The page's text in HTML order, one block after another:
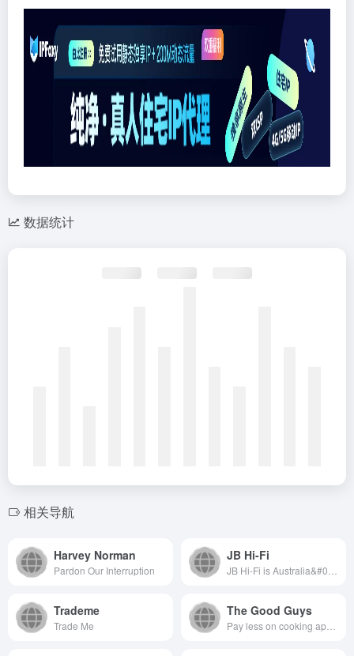
数据统计
相关导航
Harvey Norman
Pardon Our Interruption
JB Hi-Fi
Trademe
Trade Me
The Good Guys